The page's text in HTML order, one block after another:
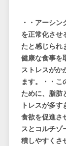
・・アーシ
を正常化させ
たと感じられ
健康な食事を
ストレスがか
ます。・・こ
ために、脂肪
トレスが多す
食欲を促進さ
スとコルチゾ
積しやすくさ